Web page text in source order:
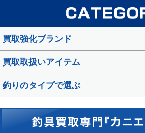
買取強化ブランド
買取取扱いアイテム
釣りのタイプで選ぶ